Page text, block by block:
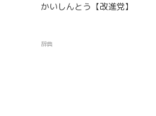
かいしんとう【改進党】
辞典